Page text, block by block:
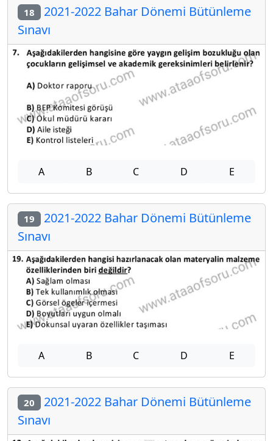
18 2021-2022 Bahar Dönemi Bütünleme
Sınavı
A B C D E
19 2021-2022 Bahar Dönemi Bütünleme
Sınavı
A B C D E
20 2021-2022 Bahar Dönemi Bütünleme
Sınavı